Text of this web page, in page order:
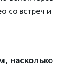
со встреч и
насколько